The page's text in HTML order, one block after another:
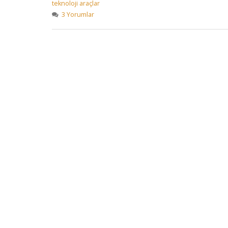
teknoloji araçlar
3 Yorumlar